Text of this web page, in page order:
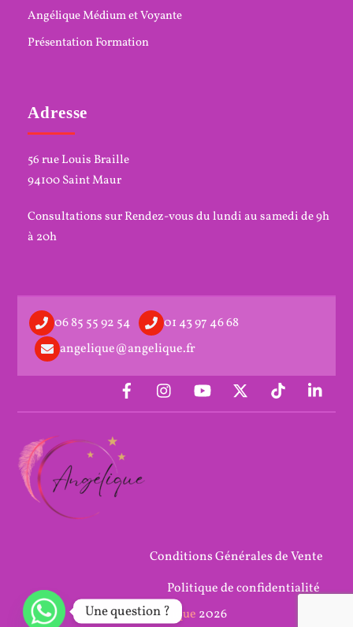
Angélique Médium et Voyante
Présentation Formation
Adresse
56 rue Louis Braille
94100 Saint Maur
Consultations sur Rendez-vous du lundi au samedi de 9h
à 20h
06 85 55 92 54
01 43 97 46 68
angelique@angelique.fr
Conditions Générales de Vente
Politique de confidentialité
©Angélique 2026
Une question ?